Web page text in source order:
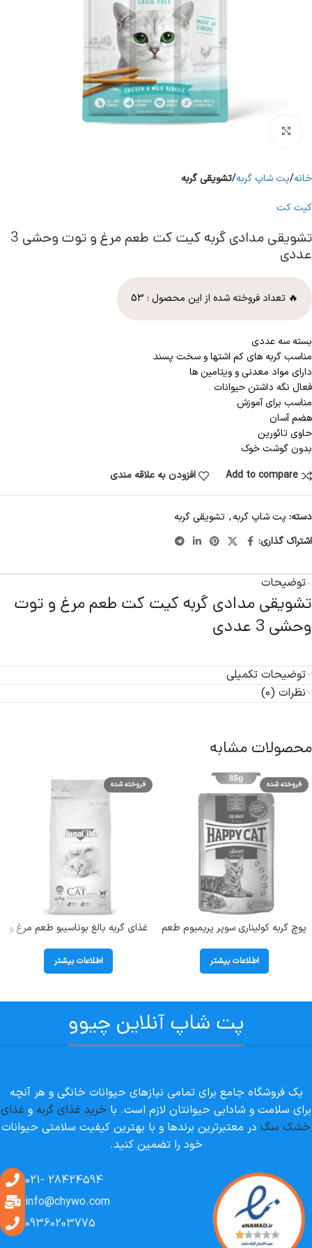
خانه پت شاپ گربه تشویقی گربه
کیت کت
تشویقی مدادی گربه کیت کت طعم مرغ و توت وحشی 3
عددی
🔥 تعداد فروخته شده از این محصول : 53
بسته سه عددی
مناسب گربه های کم اشتها و سخت پسند
دارای مواد معدنی و ویتامین ها
فعال نگه داشتن حیوانات
مناسب برای آموزش
هضم آسان
حاوی تائورین
بدون گوشت خوک
Add to compare
افزودن به علاقه مندی
دسته: پت شاپ گربه, تشویقی گربه
اشتراک گذاری:
توضیحات
تشویقی مدادی گربه کیت کت طعم مرغ و توت
وحشی 3 عددی
توضیحات تکمیلی
نظرات (0)
محصولات مشابه
فروخته شده
پوچ گربه کولیناری سوپر پریمیوم طعم
85 گرم
اطلاعات بیشتر
فروخته شده
غذای گربه بالغ بوناسیبو طعم مرغ و
اطلاعات بیشتر
پت شاپ آنلاین چیوو
یک فروشگاه جامع برای تمامی نیازهای حیوانات خانگی و هر آنچه
برای سلامت و شادابی حیوانتان لازم است. با خرید غذای گربه و غذای
خشک سگ در معتبرترین برندها و با بهترین کیفیت سلامتی حیوانات
خود را تضمین کنید.
28424594 -021
info@chywo.com
09360203775